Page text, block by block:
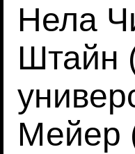
Нела
Штайн
Мейер